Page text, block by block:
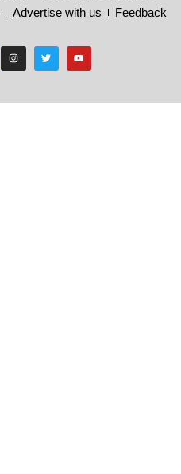
Advertise with us Feedback